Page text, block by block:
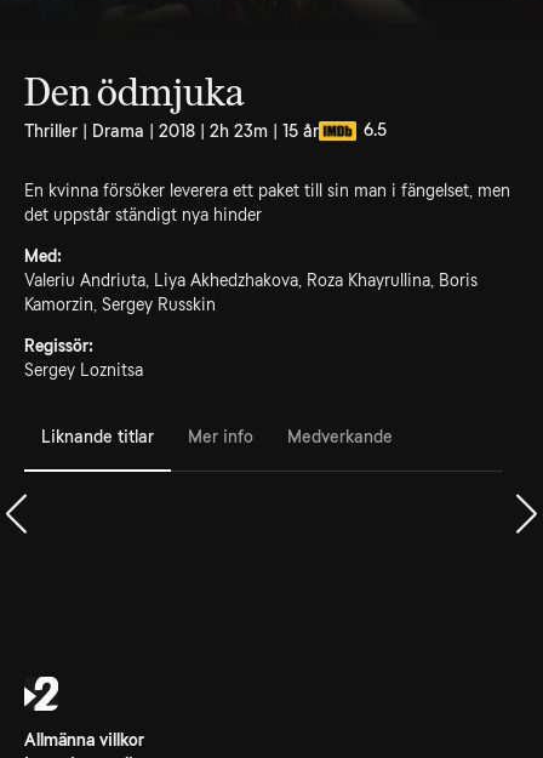
Den ödmjuka
Thriller | Drama | 2018 | 2h 23m | 15 år 6.5
En kvinna försöker leverera ett paket till sin man i fängelset, men
det uppstår ständigt nya hinder
Med:
Valeriu Andriuta, Liya Akhedzhakova, Roza Khayrullina, Boris
Kamorzin, Sergey Russkin
Regissör:
Sergey Loznitsa
Liknande titlar Mer info Medverkande
Allmänna villkor